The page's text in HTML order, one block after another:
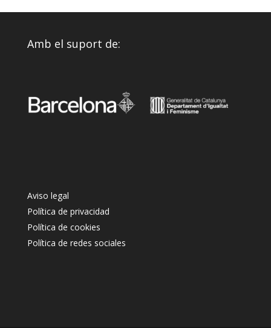
Amb el suport de:
Aviso legal
Política de privacidad
Política de cookies
Política de redes sociales